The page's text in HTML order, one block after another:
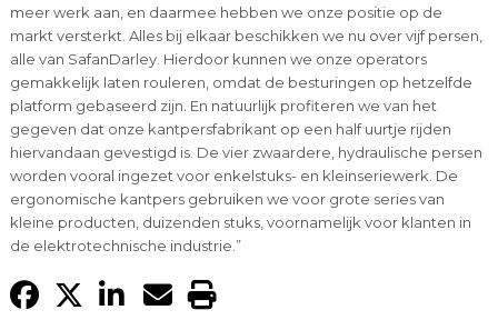
meer werk aan, en daarmee hebben we onze positie op de
markt versterkt. Alles bij elkaar beschikken we nu over vijf persen,
alle van SafanDarley. Hierdoor kunnen we onze operators
gemakkelijk laten rouleren, omdat de besturingen op hetzelfde
platform gebaseerd zijn. En natuurlijk profiteren we van het
gegeven dat onze kantpersfabrikant op een half uurtje rijden
hiervandaan gevestigd is. De vier zwaardere, hydraulische persen
worden vooral ingezet voor enkelstuks- en kleinseriewerk. De
ergonomische kantpers gebruiken we voor grote series van
kleine producten, duizenden stuks, voornamelijk voor klanten in
de elektrotechnische industrie.”